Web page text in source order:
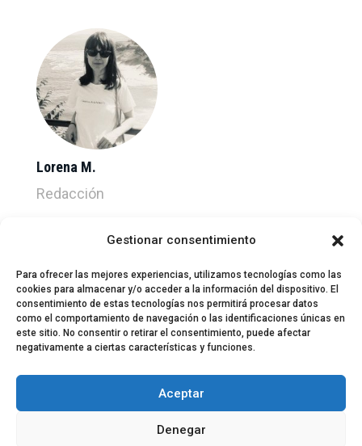
Gestionar consentimiento
Para ofrecer las mejores experiencias, utilizamos tecnologías como las
cookies para almacenar y/o acceder a la información del dispositivo. El
consentimiento de estas tecnologías nos permitirá procesar datos
como el comportamiento de navegación o las identificaciones únicas en
este sitio. No consentir o retirar el consentimiento, puede afectar
negativamente a ciertas características y funciones.
Aceptar
Denegar
Lorena M.
Redacción
Equipo EPDLT Contacto